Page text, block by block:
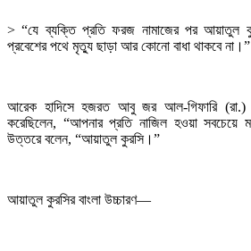
> “যে ব্যক্তি প্রতি ফরজ নামাজের পর আয়াতুল
প্রবেশের পথে মৃত্যু ছাড়া আর কোনো বাধা থাকবে না।”
আরেক হাদিসে হজরত আবু জর আল-গিফারি (রা.)
করেছিলেন, “আপনার প্রতি নাজিল হওয়া সবচেয়ে
উত্তরে বলেন, “আয়াতুল কুরসি।”
আয়াতুল কুরসির বাংলা উচ্চারণ—